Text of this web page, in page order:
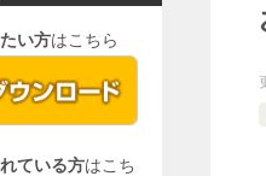
い方はこちら
ている方はこち